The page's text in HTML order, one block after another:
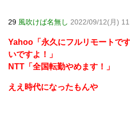
29 風吹けば名無し 2022/09/12(月)
Yahoo「永久にフルリモートで
いですよ！」
NTT「全国転勤やめます！」
ええ時代になったもんや